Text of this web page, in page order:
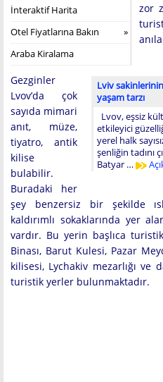
İnteraktif Harita
Otel Fiyatlarına Bakın
Araba Kiralama
zor
Lviv
yaşam tarzı
Lvov, eşsiz
etkileyici
yerel halk
şenliğin tadını
Batyar …
Gezginler
Lvov’da çok
sayıda mimari
anıt, müze,
tiyatro, antik
kilise
bulabilir.
Buradaki her
şey benzersiz bir şekilde
kaldırımlı sokaklarında yer
vardır. Bu yerin başlıca
Binası, Barut Kulesi, Pazar
kilisesi, Lychakiv mezarlığı
turistik yerler bulunmaktadır.